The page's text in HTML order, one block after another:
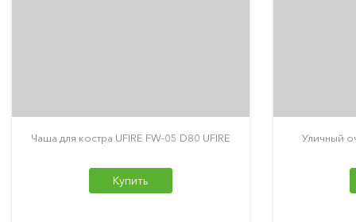
Чаша для костра UFIRE FW-05 D80 UFIRE
Купить
Уличный